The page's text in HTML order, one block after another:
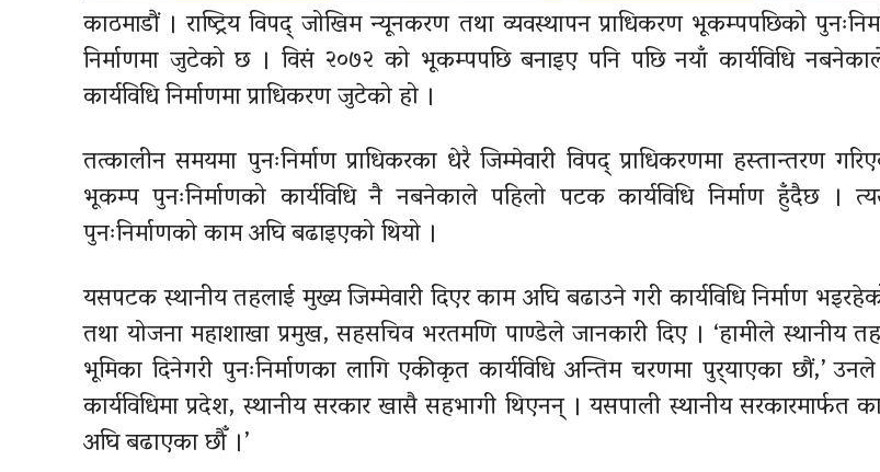
काठमाडौं । राष्ट्रिय विपद् जोखिम न्यूनकरण तथा व्यवस्थापन प्राधिकरण भूकम्पपछिको
निर्माणमा जुटेको छ । विसं २०७२ को भूकम्पपछि बनाइए पनि पछि नयाँ कार्यविधि
कार्यविधि निर्माणमा प्राधिकरण जुटेको हो ।
तत्कालीन समयमा पुनःनिर्माण प्राधिकरका धेरै जिम्मेवारी विपद् प्राधिकरणमा हस्तान्तरण
भूकम्प पुनःनिर्माणको कार्यविधि नै नबनेकाले पहिलो पटक कार्यविधि निर्माण हुँदैछ ।
पुनःनिर्माणको काम अघि बढाइएको थियो ।
यसपटक स्थानीय तहलाई मुख्य जिम्मेवारी दिएर काम अघि बढाउने गरी कार्यविधि निर्माण
तथा योजना महाशाखा प्रमुख, सहसचिव भरतमणि पाण्डेले जानकारी दिए । ‘हामीले स्थानीय
भूमिका दिनेगरी पुनःनिर्माणका लागि एकीकृत कार्यविधि अन्तिम चरणमा पुर्‍याएका छौं,’
कार्यविधिमा प्रदेश, स्थानीय सरकार खासै सहभागी थिएनन् । यसपाली स्थानीय सरकारमार्फत
अघि बढाएका छौँ ।’